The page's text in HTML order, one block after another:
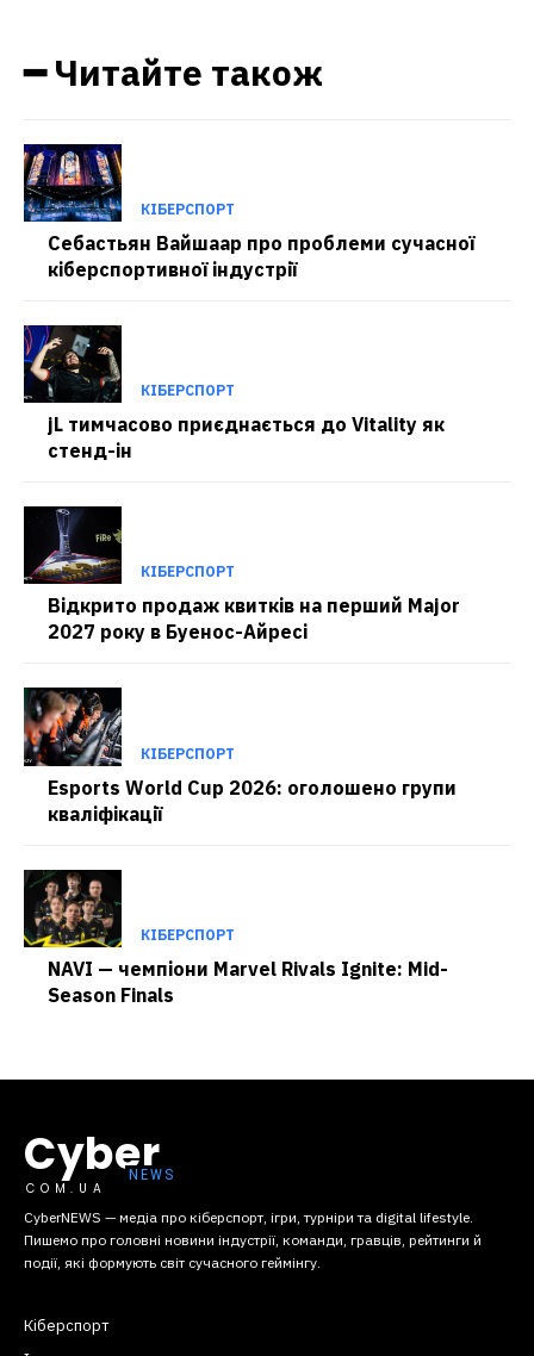
━ Читайте також
КІБЕРСПОРТ
Себастьян Вайшаар про проблеми сучасної
кіберспортивної індустрії
КІБЕРСПОРТ
jL тимчасово приєднається до Vitality як
стенд-ін
КІБЕРСПОРТ
Відкрито продаж квитків на перший Major
2027 року в Буенос-Айресі
КІБЕРСПОРТ
Esports World Cup 2026: оголошено групи
кваліфікації
КІБЕРСПОРТ
NAVI — чемпіони Marvel Rivals Ignite: Mid-
Season Finals
Cyber
COM.UA
CyberNEWS — медіа про кіберспорт, ігри, турніри та digital lifestyle.
Пишемо про головні новини індустрії, команди, гравців, рейтинги й
події, які формують світ сучасного геймінгу.
Кіберспорт